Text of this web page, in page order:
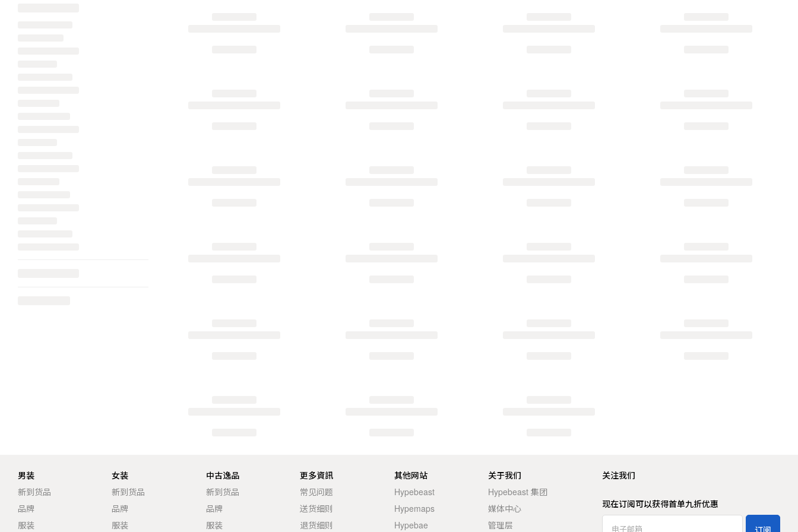
男装
新到货品
品牌
服装
女装
新到货品
品牌
服装
中古逸品
新到货品
品牌
服装
更多資訊
常见问题
送货细则
退货细则
其他网站
Hypebeast
Hypemaps
Hypebae
关于我们
Hypebeast 集团
媒体中心
管理层
关注我们
现在订阅可以获得首单九折优惠
订阅